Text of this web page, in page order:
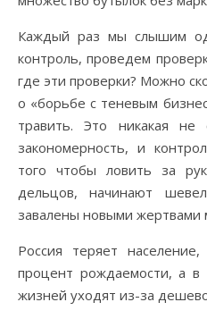
Каждый раз мы слышим
контроль, проведем
где эти проверки? Можно
о «борьбе с теневым
травить. Это никакая не
закономерность, и
того чтобы ловить за
дельцов, начинают
завалены новыми жертвами
Россия теряет
процент рождаемости, а в
жизней уходят из-за